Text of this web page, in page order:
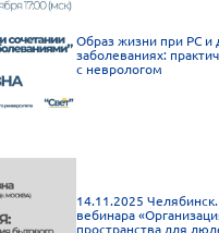
новые реалии" (26-
РС
Образ жизни при РС и
заболеваниях:
с неврологом
14.11.2025
вебинара
пространства для